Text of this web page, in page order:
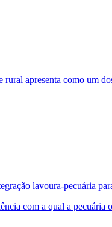
apresenta como um
lavoura-pecuária
com a qual a pecuária